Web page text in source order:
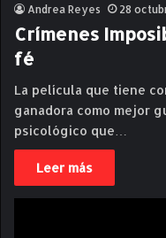
Andrea Reyes 28
Crímenes
fé
La película que tiene
ganadora como mejor
psicológico que…
Leer más